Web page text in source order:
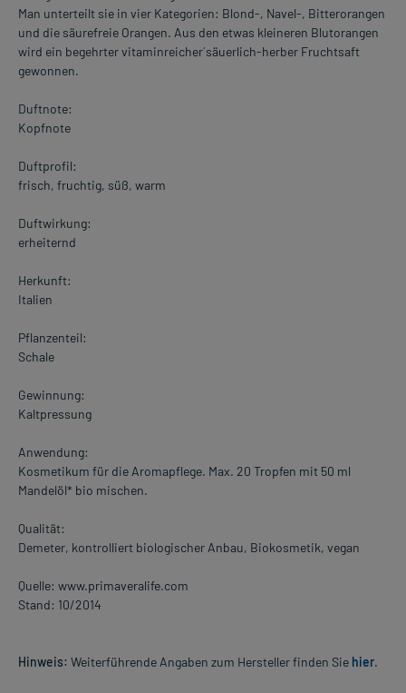
Man unterteilt sie in vier Kategorien: Blond-, Navel-, Bitterorangen
und die säurefreie Orangen. Aus den etwas kleineren Blutorangen
wird ein begehrter vitaminreicher´säuerlich-herber Fruchtsaft
gewonnen.
Duftnote:
Kopfnote
Duftprofil:
frisch, fruchtig, süß, warm
Duftwirkung:
erheiternd
Herkunft:
Italien
Pflanzenteil:
Schale
Gewinnung:
Kaltpressung
Anwendung:
Kosmetikum für die Aromapflege. Max. 20 Tropfen mit 50 ml
Mandelöl* bio mischen.
Qualität:
Demeter, kontrolliert biologischer Anbau, Biokosmetik, vegan
Quelle: www.primaveralife.com
Stand: 10/2014
Hinweis: Weiterführende Angaben zum Hersteller finden Sie hier.